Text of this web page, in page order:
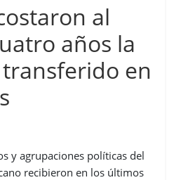
al
años la
en
y agrupaciones políticas del
recibieron en los últimos